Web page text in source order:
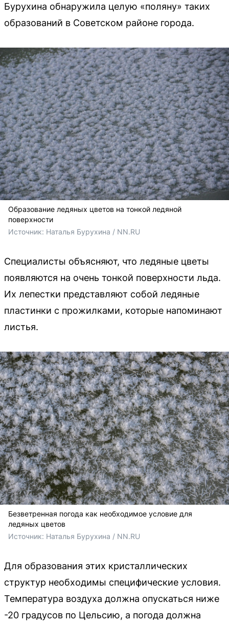
Бурухина обнаружила целую «поляну» таких
образований в Советском районе города.
Образование ледяных цветов на тонкой ледяной
поверхности
Источник: Наталья Бурухина / NN.RU
Специалисты объясняют, что ледяные цветы
появляются на очень тонкой поверхности льда.
Их лепестки представляют собой ледяные
пластинки с прожилками, которые напоминают
листья.
Безветренная погода как необходимое условие для
ледяных цветов
Источник: Наталья Бурухина / NN.RU
Для образования этих кристаллических
структур необходимы специфические условия.
Температура воздуха должна опускаться ниже
-20 градусов по Цельсию, а погода должна